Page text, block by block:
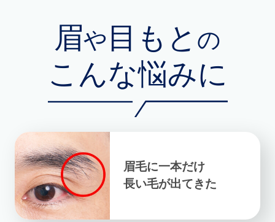
眉や 目もと の
こんな悩みに
眉毛に一本だけ
長い毛が出てきた